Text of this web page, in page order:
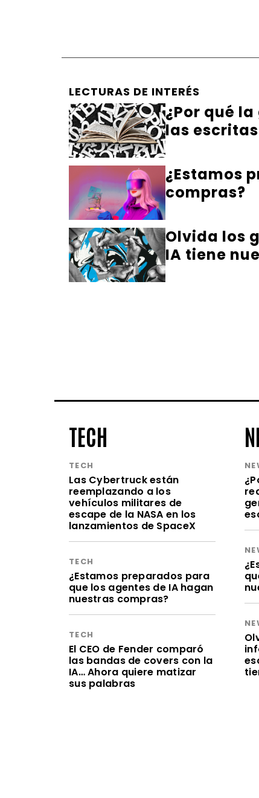
LECTURAS DE INTERÉS
¿Por qué
las
¿Estamos
compras?
Olvida los
IA tiene
TECH
TECH
Las Cybertruck están
reemplazando a los
vehículos militares de
escape de la NASA en los
lanzamientos de SpaceX
TECH
¿Estamos preparados para
que los agentes de IA hagan
nuestras compras?
TECH
El CEO de Fender comparó
las bandas de covers con la
IA… Ahora quiere matizar
sus palabras